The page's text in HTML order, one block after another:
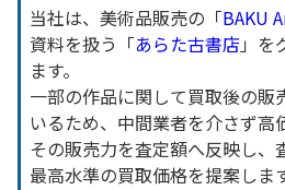
当社は、美術品販売の「BAKU
資料を扱う「あらた古書店」を
ます。
一部の作品に関して買取後の販
いるため、中間業者を介さず高
その販売力を査定額へ反映し、
最高水準の買取価格を提案します